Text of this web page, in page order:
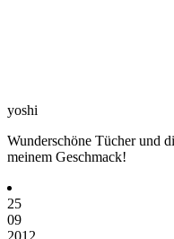
yoshi
Wunderschöne Tücher und
meinem Geschmack!
25
09
2012